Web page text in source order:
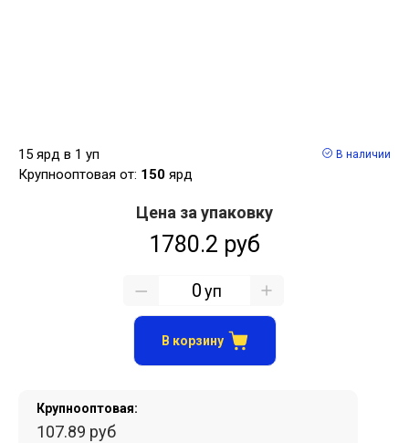
15 ярд в 1 уп
Крупнооптовая от: 150 ярд
В наличии
Крупнооптовая:
107.89 руб
Цена за упаковку
1780.2 руб
уп
В корзину